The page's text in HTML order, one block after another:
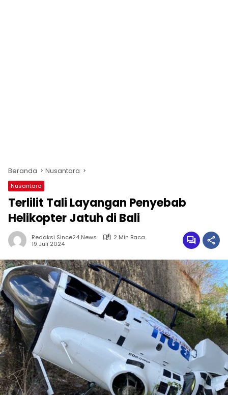
Beranda Nusantara
Nusantara
Terlilit Tali Layangan Penyebab
Helikopter Jatuh di Bali
Redaksi Since24 News
2 Min Baca
19 Juli 2024